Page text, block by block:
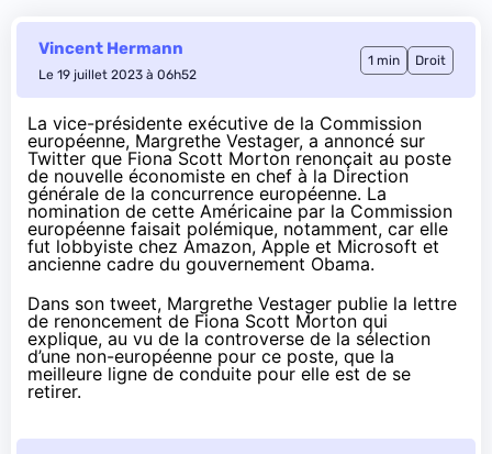
Vincent Hermann
Le 19 juillet 2023 à 06h52
1 min Droit
La vice-présidente exécutive de la Commission
européenne, Margrethe Vestager, a annoncé sur
Twitter que Fiona Scott Morton renonçait au poste
de nouvelle économiste en chef à la Direction
générale de la concurrence européenne. La
nomination de cette Américaine par la Commission
européenne faisait polémique, notamment, car elle
fut lobbyiste chez Amazon, Apple et Microsoft et
ancienne cadre du gouvernement Obama.
Dans son tweet, Margrethe Vestager publie la lettre
de renoncement de Fiona Scott Morton qui
explique, au vu de la controverse de la sélection
d’une non-européenne pour ce poste, que la
meilleure ligne de conduite pour elle est de se
retirer.